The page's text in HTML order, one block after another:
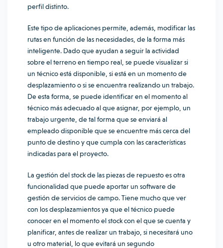
perfil distinto.
Este tipo de aplicaciones permite, además, modificar las
rutas en función de las necesidades, de la forma más
inteligente. Dado que ayudan a seguir la actividad
sobre el terreno en tiempo real, se puede visualizar si
un técnico está disponible, si está en un momento de
desplazamiento o si se encuentra realizando un trabajo.
De esta forma, se puede identificar en el momento al
técnico más adecuado al que asignar, por ejemplo, un
trabajo urgente, de tal forma que se enviará al
empleado disponible que se encuentre más cerca del
punto de destino y que cumpla con las características
indicadas para el proyecto.
La gestión del stock de las piezas de repuesto es otra
funcionalidad que puede aportar un software de
gestión de servicios de campo. Tiene mucho que ver
con los desplazamientos ya que el técnico puede
conocer en el momento el stock con el que se cuenta y
planificar, antes de realizar un trabajo, si necesitará uno
u otro material, lo que evitará un segundo